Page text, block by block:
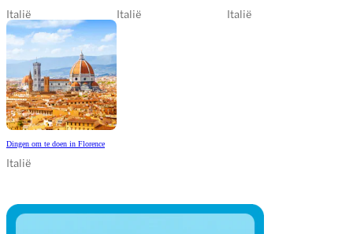
Italië Italië Italië
Dingen om te doen in Florence
Italië